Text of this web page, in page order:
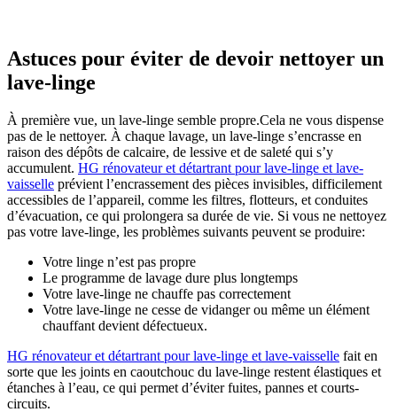
Astuces pour éviter de devoir nettoyer un
lave-linge
À première vue, un lave-linge semble propre.Cela ne vous dispense
pas de le nettoyer. À chaque lavage, un lave-linge s’encrasse en
raison des dépôts de calcaire, de lessive et de saleté qui s’y
accumulent. HG rénovateur et détartrant pour lave-linge et lave-
vaisselle prévient l’encrassement des pièces invisibles, difficilement
accessibles de l’appareil, comme les filtres, flotteurs, et conduites
d’évacuation, ce qui prolongera sa durée de vie. Si vous ne nettoyez
pas votre lave-linge, les problèmes suivants peuvent se produire:
Votre linge n’est pas propre
Le programme de lavage dure plus longtemps
Votre lave-linge ne chauffe pas correctement
Votre lave-linge ne cesse de vidanger ou même un élément
chauffant devient défectueux.
HG rénovateur et détartrant pour lave-linge et lave-vaisselle fait en
sorte que les joints en caoutchouc du lave-linge restent élastiques et
étanches à l’eau, ce qui permet d’éviter fuites, pannes et courts-
circuits.